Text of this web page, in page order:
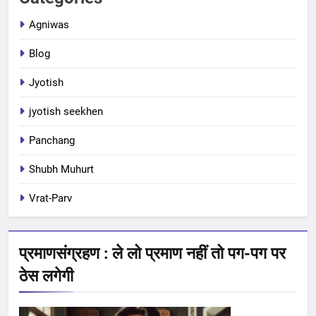
Agniwas
Blog
Jyotish
jyotish seekhen
Panchang
Shubh Muhurt
Vrat-Parv
प्रमाणसंग्रहण : ले लो प्रमाण नहीं तो पग-पग पर
ठेस लगेगी